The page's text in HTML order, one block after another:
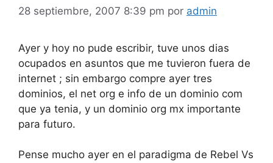
28 septiembre, 2007 8:39 pm por admin
Ayer y hoy no pude escribir, tuve unos dias
ocupados en asuntos que me tuvieron fuera de
internet ; sin embargo compre ayer tres
dominios, el net org e info de un dominio com
que ya tenia, y un dominio org mx importante
para futuro.
Pense mucho ayer en el paradigma de Rebel Vs